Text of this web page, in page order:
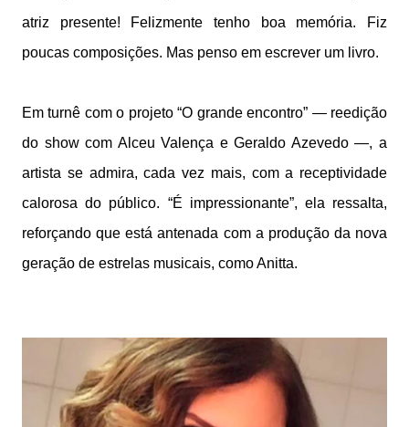
atriz presente! Felizmente tenho boa memória. Fiz
poucas composições. Mas penso em escrever um livro.
Em turnê com o projeto “O grande encontro” — reedição
do show com Alceu Valença e Geraldo Azevedo —, a
artista se admira, cada vez mais, com a receptividade
calorosa do público. “É impressionante”, ela ressalta,
reforçando que está antenada com a produção da nova
geração de estrelas musicais, como Anitta.